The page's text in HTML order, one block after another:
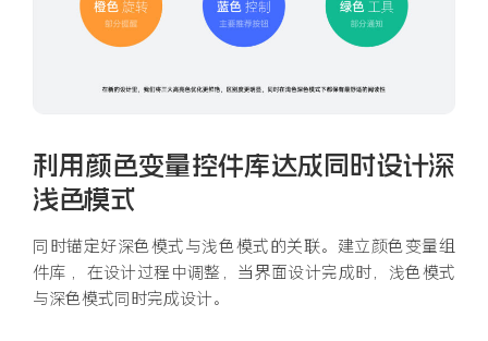
利用颜色变量控件库达成同时设计深
浅色模式
同时锚定好深色模式与浅色模式的关联。建立颜色变量组
件库 ，在设计过程中调整，当界面设计完成时，浅色模式
与深色模式同时完成设计。